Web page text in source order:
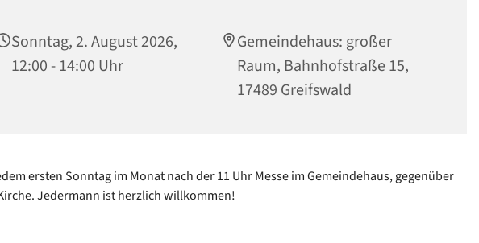
Sonntag, 2. August 2026,
12:00 - 14:00 Uhr
Gemeindehaus: großer
Raum, Bahnhofstraße 15,
17489 Greifswald
ersten Sonntag im Monat nach der 11 Uhr Messe im Gemeindehaus, gegenüber
Jedermann ist herzlich willkommen!